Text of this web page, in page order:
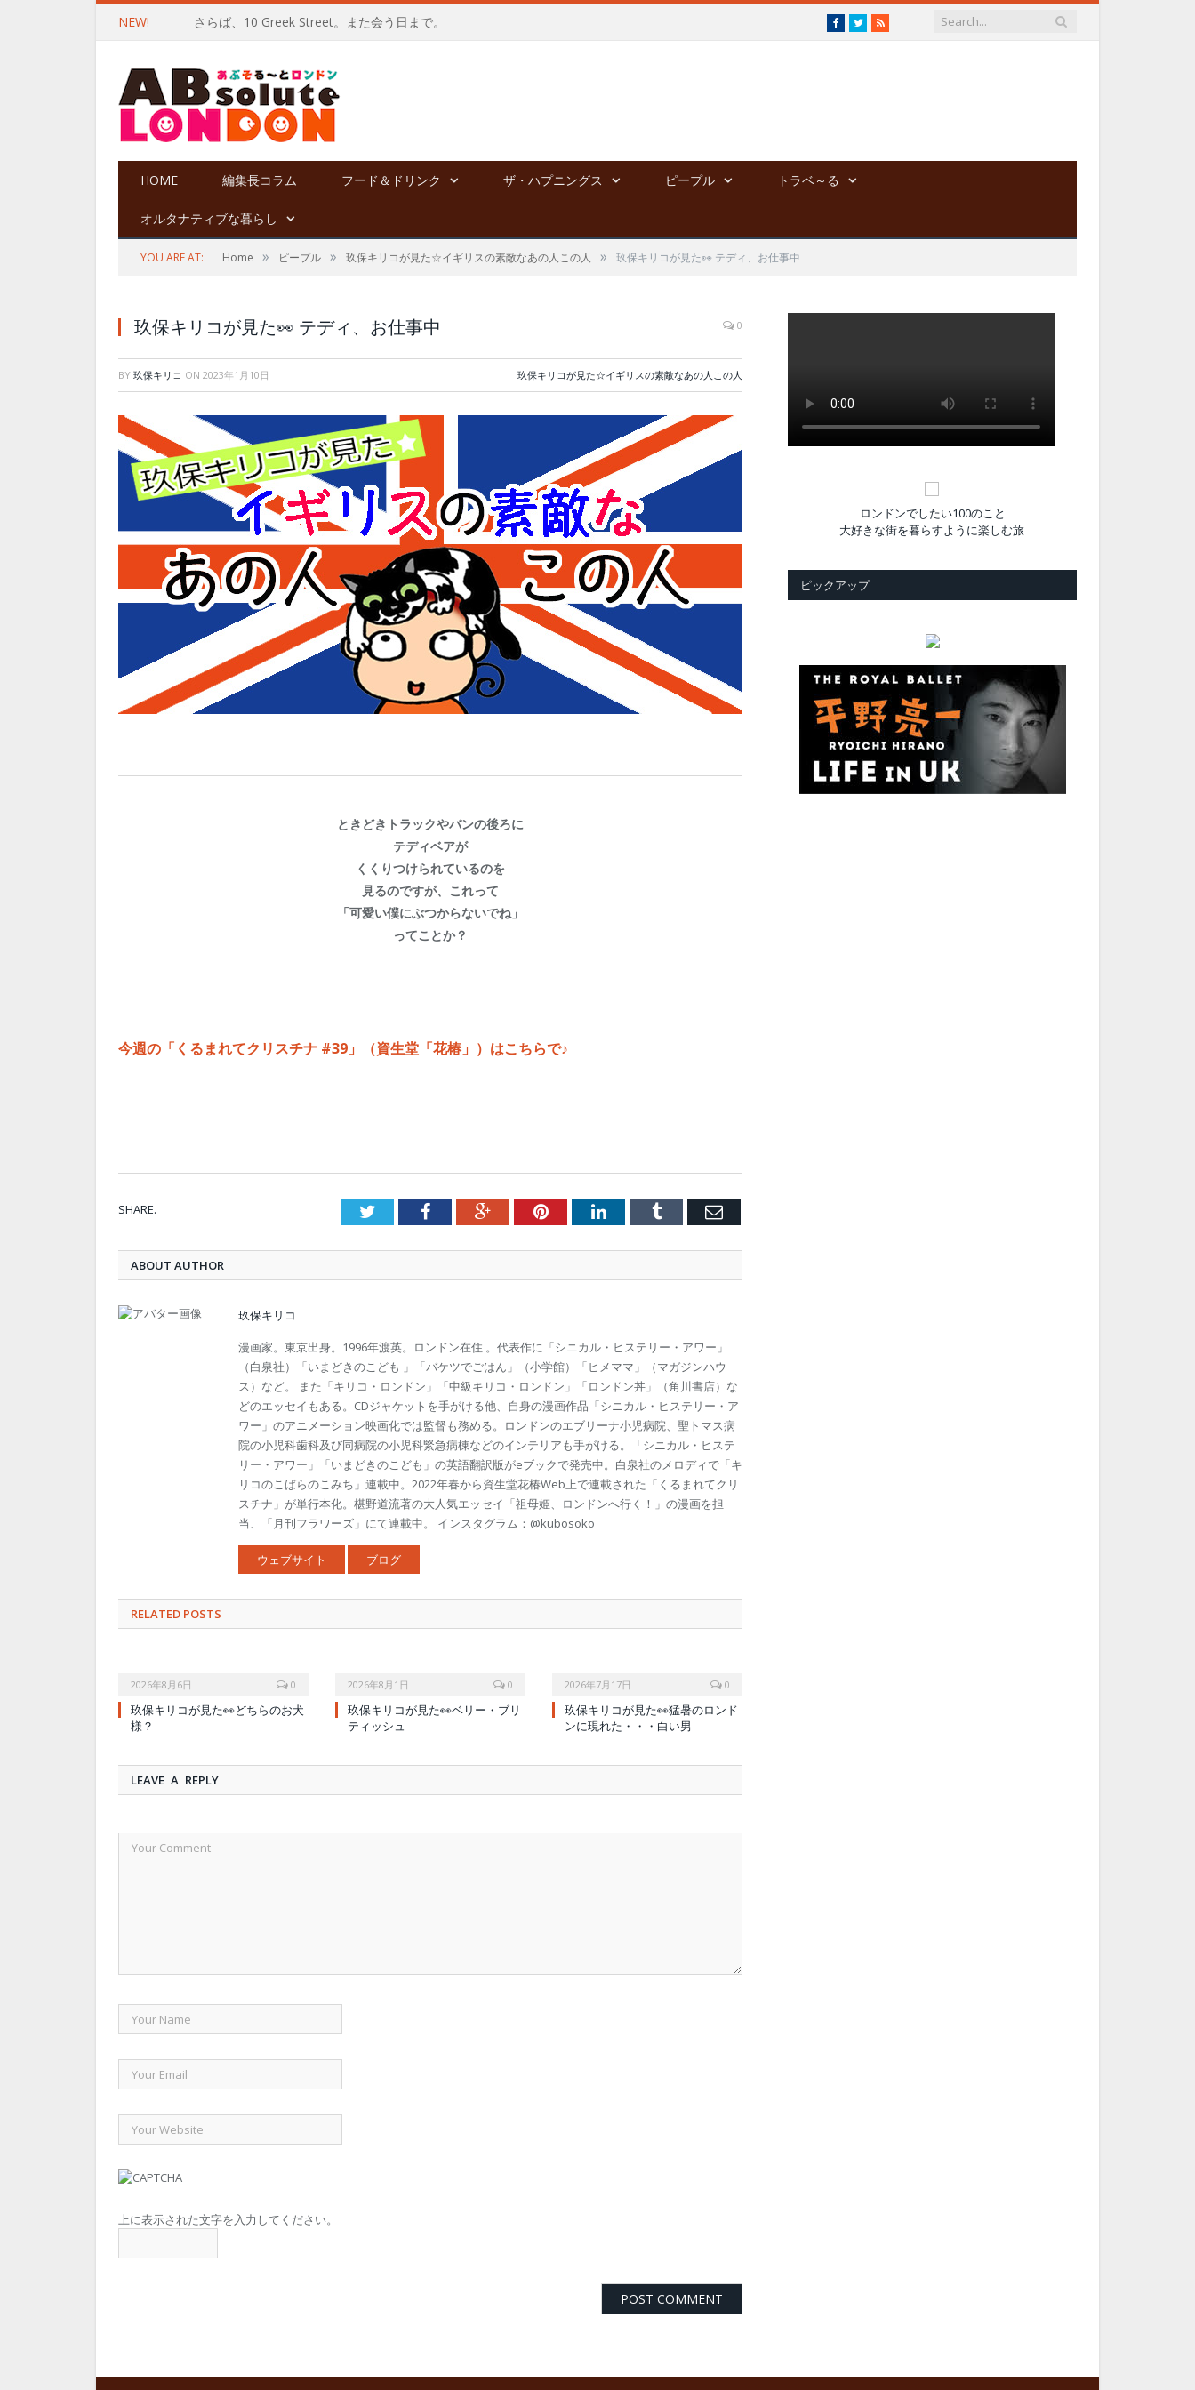
NEW! さらば、10 Greek Street。また会う日まで。 Facebook
TwitterRSS
HOME 編集長コラム フード＆ドリンク ザ・ハプニングス ピープル トラベ～る
オルタナティブな暮らし
YOU ARE AT: Home » ピープル » 玖保キリコが見た☆イギリスの素敵なあの人この人 » 玖保キリコが見た👀 テディ、お仕事中
玖保キリコが見た👀 テディ、お仕事中 0
BY 玖保キリコ ON 2023年1月10日 玖保キリコが見た☆イギリスの素敵なあの人この人
ときどきトラックやバンの後ろに
テディベアが
くくりつけられているのを
見るのですが、これって
「可愛い僕にぶつからないでね」
ってことか？
今週の「くるまれてクリスチナ #39」（資生堂「花椿」）はこちらで♪
SHARE. TwitterFacebookGoogle+PinterestLinkedInTumblr Email
ABOUT AUTHOR
玖保キリコ
漫画家。東京出身。1996年渡英。ロンドン在住 。代表作に「シニカル・ヒステリー・アワー」
（白泉社）「いまどきのこども 」「バケツでごはん」（小学館）「ヒメママ」（マガジンハウ
ス）など。 また「キリコ・ロンドン」「中級キリコ・ロンドン」「ロンドン丼」（角川書店）な
どのエッセイもある。CDジャケットを手がける他、自身の漫画作品「シニカル・ヒステリー・ア
ワー」のアニメーション映画化では監督も務める。ロンドンのエブリーナ小児病院、聖トマス病
院の小児科歯科及び同病院の小児科緊急病棟などのインテリアも手がける。「シニカル・ヒステ
リー・アワー」「いまどきのこども」の英語翻訳版がeブックで発売中。白泉社のメロディで「キ
リコのこばらのこみち」連載中。2022年春から資生堂花椿Web上で連載された「くるまれてクリ
スチナ」が単行本化。椹野道流著の大人気エッセイ「祖母姫、ロンドンへ行く！」の漫画を担
当、「月刊フラワーズ」にて連載中。 インスタグラム：@kubosoko
ウェブサイト ブログ
RELATED POSTS
2026年8月6日 0
玖保キリコが見た👀どちらのお犬
様？
2026年8月1日 0
玖保キリコが見た👀ベリー・ブリ
ティッシュ
2026年7月17日 0
玖保キリコが見た👀猛暑のロンド
ンに現れた・・・白い男
LEAVE A REPLY
上に表示された文字を入力してください。
ロンドンでしたい100のこと
大好きな街を暮らすように楽しむ旅
ピックアップ